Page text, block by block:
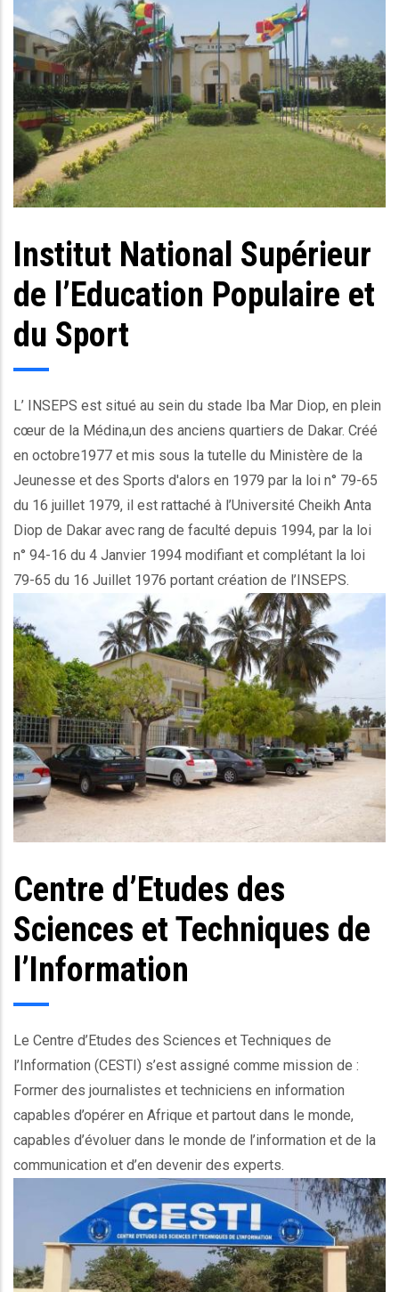
Institut National Supérieur
de l’Education Populaire et
du Sport
Body
L’ INSEPS est situé au sein du stade Iba Mar Diop, en plein
cœur de la Médina,un des anciens quartiers de Dakar. Créé
en octobre1977 et mis sous la tutelle du Ministère de la
Jeunesse et des Sports d'alors en 1979 par la loi n° 79-65
du 16 juillet 1979, il est rattaché à l’Université Cheikh Anta
Diop de Dakar avec rang de faculté depuis 1994, par la loi
n° 94-16 du 4 Janvier 1994 modifiant et complétant la loi
79-65 du 16 Juillet 1976 portant création de l’INSEPS.
Centre d’Etudes des
Sciences et Techniques de
l’Information
Body
Le Centre d’Etudes des Sciences et Techniques de
l’Information (CESTI) s’est assigné comme mission de :
Former des journalistes et techniciens en information
capables d’opérer en Afrique et partout dans le monde,
capables d’évoluer dans le monde de l’information et de la
communication et d’en devenir des experts.